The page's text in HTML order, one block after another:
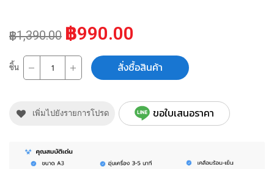
฿990.00
฿1,390.00
ชิ้น สั่งซื้อสินค้า
เพิ่มไปยังรายการโปรด ขอใบเสนอราคา